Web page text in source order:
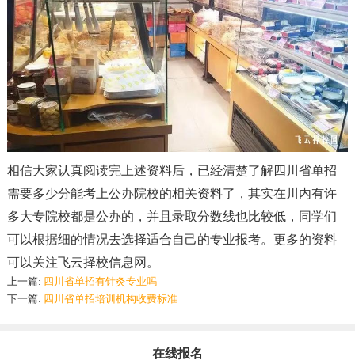
相信大家认真阅读完上述资料后， 已经清楚了解四川省单招
需要多少分能考上公办院校的相关资料了 ， 其实在川内有许
多大专院校都是公办的 ， 并且录取分数线也比较低， 同学们
可以根据细的情况去选择适合自己的专业报考。更多的资料
可以关注飞云择校信息网。
上一篇: 四川省单招有针灸专业吗
下一篇: 四川省单招培训机构收费标准
在线报名